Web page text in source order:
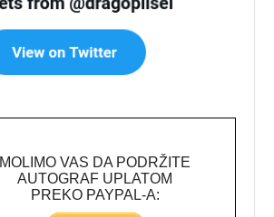
MOLIMO VAS DA PODRŽITE
AUTOGRAF UPLATOM
PREKO PAYPAL-A: